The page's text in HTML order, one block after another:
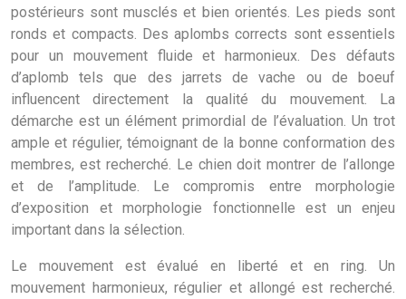
postérieurs sont musclés et bien orientés. Les pieds sont
ronds et compacts. Des aplombs corrects sont essentiels
pour un mouvement fluide et harmonieux. Des défauts
d’aplomb tels que des jarrets de vache ou de boeuf
influencent directement la qualité du mouvement. La
démarche est un élément primordial de l’évaluation. Un trot
ample et régulier, témoignant de la bonne conformation des
membres, est recherché. Le chien doit montrer de l’allonge
et de l’amplitude. Le compromis entre morphologie
d’exposition et morphologie fonctionnelle est un enjeu
important dans la sélection.
Le mouvement est évalué en liberté et en ring. Un
mouvement harmonieux, régulier et allongé est recherché.